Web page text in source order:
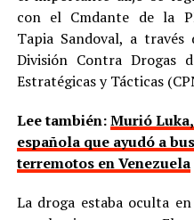
con el Cmdante de la
Tapia Sandoval, a
División Contra Drogas
Estratégicas y Tácticas
Lee también:Murió
española que ayudó a
terremotos en Venezuela
La droga estaba oculta